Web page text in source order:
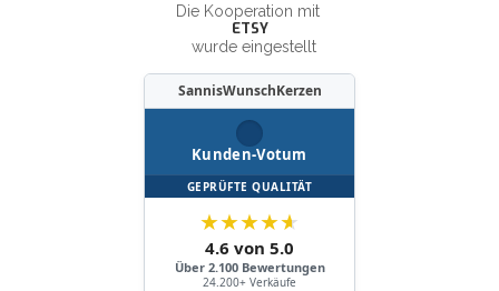
Die Kooperation mit
ETSY
wurde eingestellt
SannisWunschKerzen
Kunden-Votum
GEPRÜFTE QUALITÄT
★★★★★
4.6 von 5.0
Über 2.100 Bewertungen
24.200+ Verkäufe